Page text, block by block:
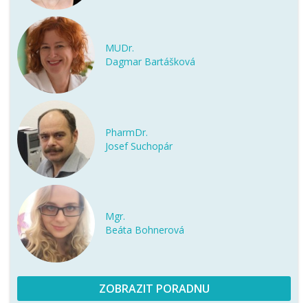
MUDr.
Dagmar Bartášková
PharmDr.
Josef Suchopár
Mgr.
Beáta Bohnerová
ZOBRAZIT PORADNU